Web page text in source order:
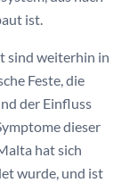
ist.
sind weiterhin in
Feste, die
der Einfluss
dieser
hat sich
wurde, und ist